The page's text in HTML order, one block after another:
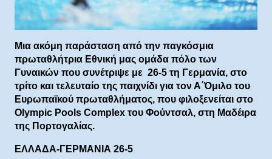
Μια ακόμη παράσταση από την παγκόσμια
πρωταθλήτρια Εθνική μας ομάδα πόλο των
Γυναικών που συνέτριψε με 26-5 τη Γερμανία, στο
τρίτο και τελευταίο της παιχνίδι για τον Α΄Όμιλο του
Ευρωπαϊκού πρωταθλήματος, που φιλοξενείται στο
Olympic Pools Complex του Φούντσαλ, στη Μαδέιρα
της Πορτογαλίας.
ΕΛΛΑΔΑ-ΓΕΡΜΑΝΙΑ 26-5